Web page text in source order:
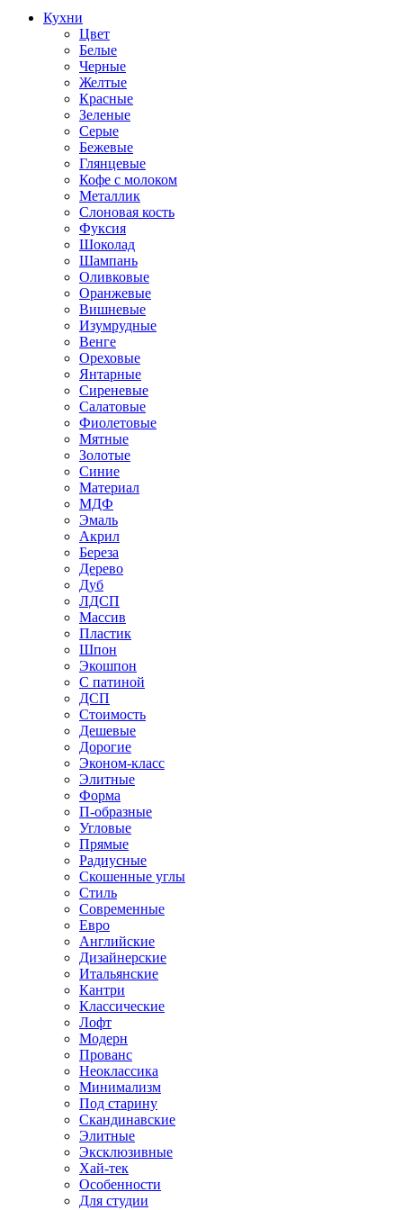
Кухни
Цвет
Белые
Черные
Желтые
Красные
Зеленые
Серые
Бежевые
Глянцевые
Кофе с молоком
Металлик
Слоновая кость
Фуксия
Шоколад
Шампань
Оливковые
Оранжевые
Вишневые
Изумрудные
Венге
Ореховые
Янтарные
Сиреневые
Салатовые
Фиолетовые
Мятные
Золотые
Синие
Материал
МДФ
Эмаль
Акрил
Береза
Дерево
Дуб
ЛДСП
Массив
Пластик
Шпон
Экошпон
С патиной
ДСП
Стоимость
Дешевые
Дорогие
Эконом-класс
Элитные
Форма
П-образные
Угловые
Прямые
Радиусные
Скошенные углы
Стиль
Современные
Евро
Английские
Дизайнерские
Итальянские
Кантри
Классические
Лофт
Модерн
Прованс
Неоклассика
Минимализм
Под старину
Скандинавские
Элитные
Эксклюзивные
Хай-тек
Особенности
Для студии